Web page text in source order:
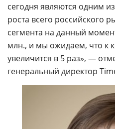
сегодня являются одним
роста всего российского
сегмента на данный
млн., и мы ожидаем, что к
увеличится в 5 раз», —
генеральный директор